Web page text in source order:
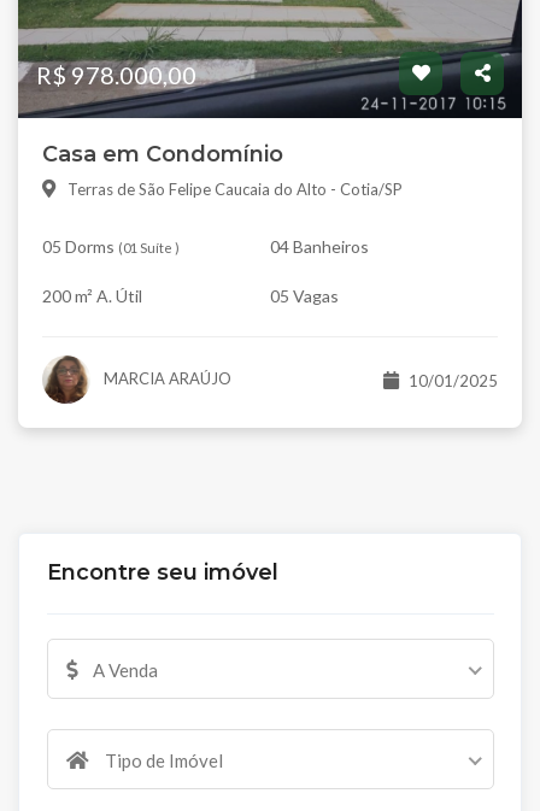
Encontre seu imóvel
A Venda
Tipo de Imóvel
R$ 978.000,00
Casa em Condomínio
Terras de São Felipe Caucaia do Alto - Cotia/SP
05 Dorms (01 Suíte ) 04 Banheiros
200 m² A. Útil 05 Vagas
MARCIA ARAÚJO 10/01/2025